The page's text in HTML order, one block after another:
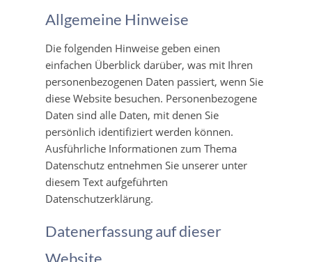
Allgemeine Hinweise
Die folgenden Hinweise geben einen
einfachen Überblick darüber, was mit Ihren
personenbezogenen Daten passiert, wenn Sie
diese Website besuchen. Personenbezogene
Daten sind alle Daten, mit denen Sie
persönlich identifiziert werden können.
Ausführliche Informationen zum Thema
Datenschutz entnehmen Sie unserer unter
diesem Text aufgeführten
Datenschutzerklärung.
Datenerfassung auf dieser